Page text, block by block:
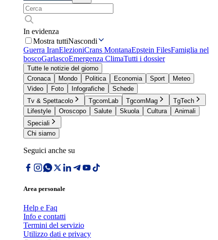
In evidenza
Mostra tuttiNascondi
Guerra IranElezioniCrans MontanaEpstein FilesFamiglia nel
boscoGarlascoEmergenza ClimaTutti i dossier
Tutte le notizie del giorno
Cronaca
Mondo Politica Economia Sport
Meteo
Video
Foto Infografiche
Schede
Tv & Spettacolo
TgcomLab TgcomMag
TgTech
Lifestyle
Oroscopo Salute Skuola Cultura
Animali
Speciali
Chi siamo
Seguici anche su
Area personale
Help e Faq
Info e contatti
Termini del servizio
Utilizzo dati e privacy